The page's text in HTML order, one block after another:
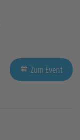
Zum Event